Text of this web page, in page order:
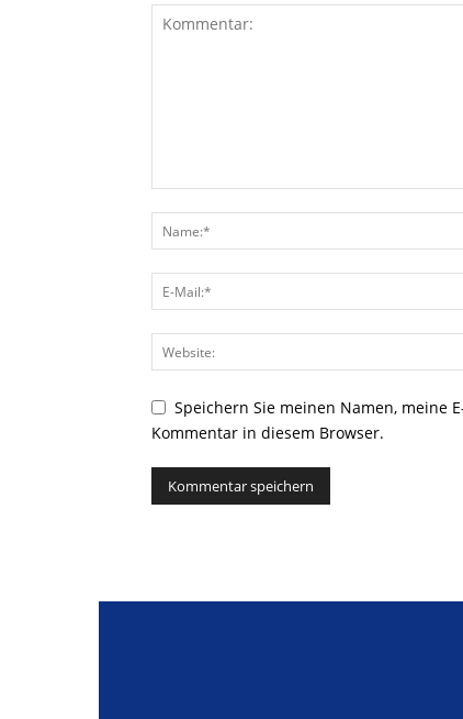
Speichern Sie meinen Namen, meine
Kommentar in diesem Browser.